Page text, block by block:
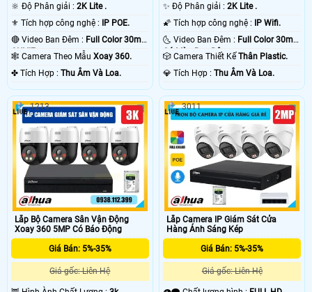
🔆 Độ Phân giải : 2K Lite .
⚜️ Tích hợp công nghệ :
IP POE.
🔴 Video Ban Đêm : Full Color 30m
ONVIF.🕸️ Camera Theo Mẫu Xoay 360.
️✤ Tích Hợp : Thu Âm Và Loa.
✨ Độ Phân giải :2K Lite .
🌠 Tích hợp công nghệ :
IP Wifi.
🌜 Video Ban Đêm : Full Color 30m
Có Màu Ban Ðêm.
🎲 Camera Thiết KếThân Plastic.
️💎 Tích Hợp :Thu Âm Và Loa.
Lắp Bộ Camera Sân Vận Động
Xoay 360 5MP Có Báo Động
Giá Bán: 5%-35%
Giá gốc: Liên Hệ
1213
Lắp Camera IP Giám Sát Cửa
Hàng Ánh Sáng Kép
Giá Bán: 5%-35%
Giá gốc: Liên Hệ
3011